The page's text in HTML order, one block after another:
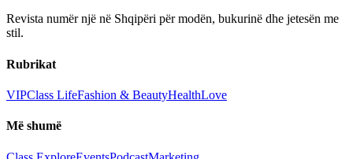
Revista numër një në Shqipëri për modën, bukurinë dhe jetesën me
stil.
Rubrikat
VIPClass LifeFashion & BeautyHealthLove
Më shumë